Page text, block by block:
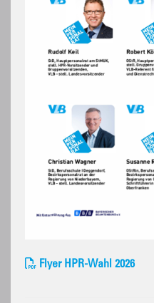
Flyer HPR-Wahl 2026